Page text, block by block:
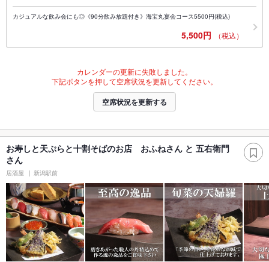
カジュアルな飲み会にも◎《90分飲み放題付き》海宝丸宴会コース5500円(税込)
5,500円 （税込）
カレンダーの更新に失敗しました。
下記ボタンを押して空席状況を更新してください。
空席状況を更新する
お寿しと天ぷらと十割そばのお店 おふねさん と 五右衛門
さん
居酒屋 新潟駅前